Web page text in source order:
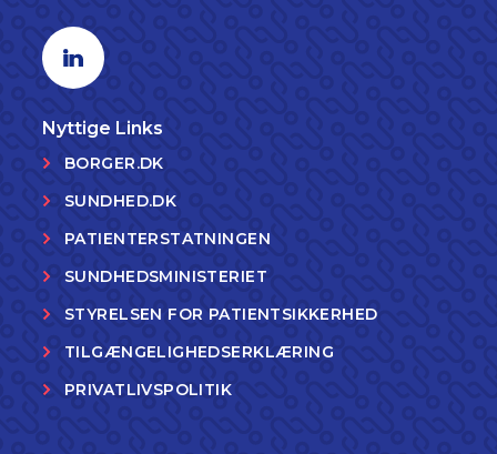
Linkedin profil
Nyttige Links
BORGER.DK
SUNDHED.DK
PATIENTERSTATNINGEN
SUNDHEDSMINISTERIET
STYRELSEN FOR PATIENTSIKKERHED
TILGÆNGELIGHEDSERKLÆRING
PRIVATLIVSPOLITIK